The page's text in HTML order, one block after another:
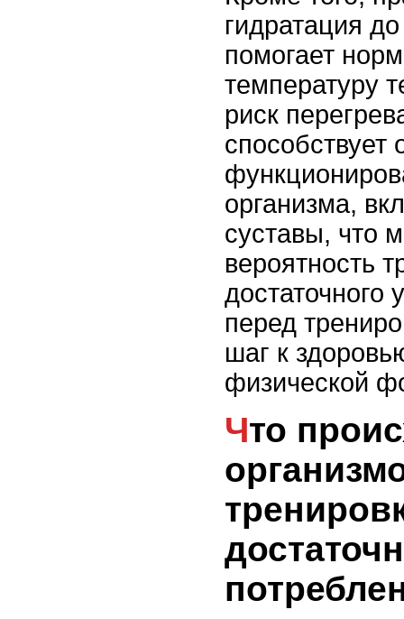
гидратация
помогает
температуру
риск
способствует
организма,
суставы, что
вероятность
достаточного
перед
шаг к
физической
Что происходит с